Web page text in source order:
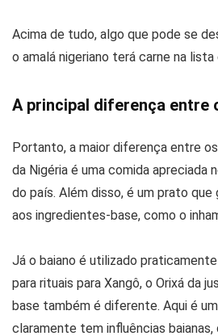
Acima de tudo, algo que pode se
o amalá nigeriano terá carne na
A principal diferença entre
Portanto, a maior diferença entre
da Nigéria é uma comida apreciada
do país. Além disso, é um prato que
aos ingredientes-base, como o
Já o baiano é utilizado
para rituais para Xangô, o Orixá da
base também é diferente. Aqui é
claramente tem influências baianas,